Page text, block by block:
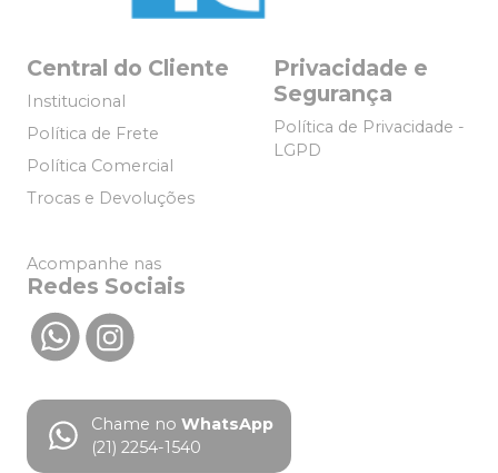
Central do Cliente
Institucional
Política de Frete
Política Comercial
Trocas e Devoluções
Privacidade e
Segurança
Política de Privacidade -
LGPD
Acompanhe nas
Redes Sociais
Chame no WhatsApp
(21) 2254-1540